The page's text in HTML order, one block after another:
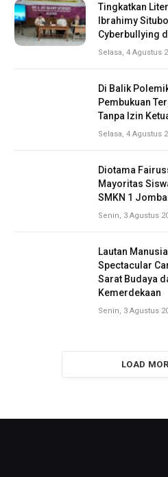
Tingkatkan
Ibrahimy
Cyberbullying
Selasa, 4 Agustus
Di Balik
Pembukuan
Tanpa Izin
Selasa, 4 Agustus
Diotama
Mayoritas
SMKN 1
Senin, 3 Agustus
Lautan
Spectacular
Sarat Budaya
Kemerdekaan
Senin, 3 Agustus
LOAD